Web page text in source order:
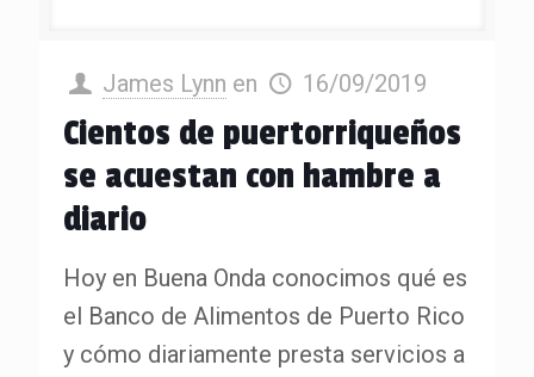
James Lynn en 16/09/2019
Cientos de puertorriqueños
se acuestan con hambre a
diario
Hoy en Buena Onda conocimos qué es
el Banco de Alimentos de Puerto Rico
y cómo diariamente presta servicios a